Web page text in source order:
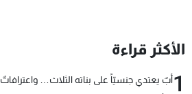
الأكثر قراءة
1أبٌ يعتدي جنسيّاً على بناته الثلاث… واعترافاتٌعن MTV
وظائف